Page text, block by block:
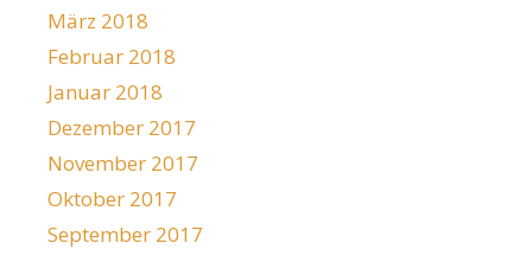
März 2018
Februar 2018
Januar 2018
Dezember 2017
November 2017
Oktober 2017
September 2017